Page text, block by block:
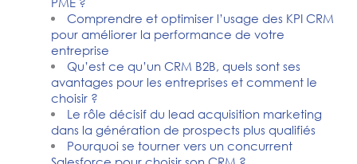
Comprendre et optimiser l’usage des KPI CRM
pour améliorer la performance de votre
entreprise
Qu’est ce qu’un CRM B2B, quels sont ses
avantages pour les entreprises et comment le
choisir ?
Le rôle décisif du lead acquisition marketing
dans la génération de prospects plus qualifiés
Pourquoi se tourner vers un concurrent